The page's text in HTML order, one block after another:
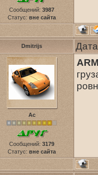
Сообщений: 3987
Статус: вне сайта
Dmitrijs
Ас
Сообщений: 3179
Статус: вне сайта